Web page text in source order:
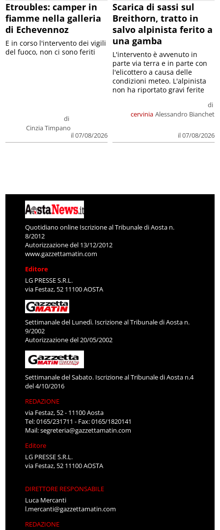
Etroubles: camper in
fiamme nella galleria
di Echevennoz
di
Cinzia Timpano
il 07/08/2026
E in corso l'intervento dei vigili
del fuoco, non ci sono feriti
Scarica di sassi sul
Breithorn, tratto in
salvo alpinista ferito a
una gamba
cervinia
di
Alessandro Bianchet
il 07/08/2026
L'intervento è avvenuto in
parte via terra e in parte con
l'elicottero a causa delle
condizioni meteo. L'alpinista
non ha riportato gravi ferite
Quotidiano online Iscrizione al Tribunale di Aosta n.
8/2012
Autorizzazione del 13/12/2012
www.gazzettamatin.com
Editore
LG PRESSE S.R.L.
via Festaz, 52 11100 AOSTA
Settimanale del Lunedì. Iscrizione al Tribunale di Aosta n.
9/2002
Autorizzazione del 20/05/2002
Settimanale del Sabato. Iscrizione al Tribunale di Aosta n.4
del 4/10/2016
REDAZIONE
via Festaz, 52 - 11100 Aosta
Tel: 0165/231711 - Fax: 0165/1820141
Mail:segreteria@gazzettamatin.com
Editore
LG PRESSE S.R.L.
via Festaz, 52 11100 AOSTA
DIRETTORE RESPONSABILE
Luca Mercanti
l.mercanti@gazzettamatin.com
REDAZIONE